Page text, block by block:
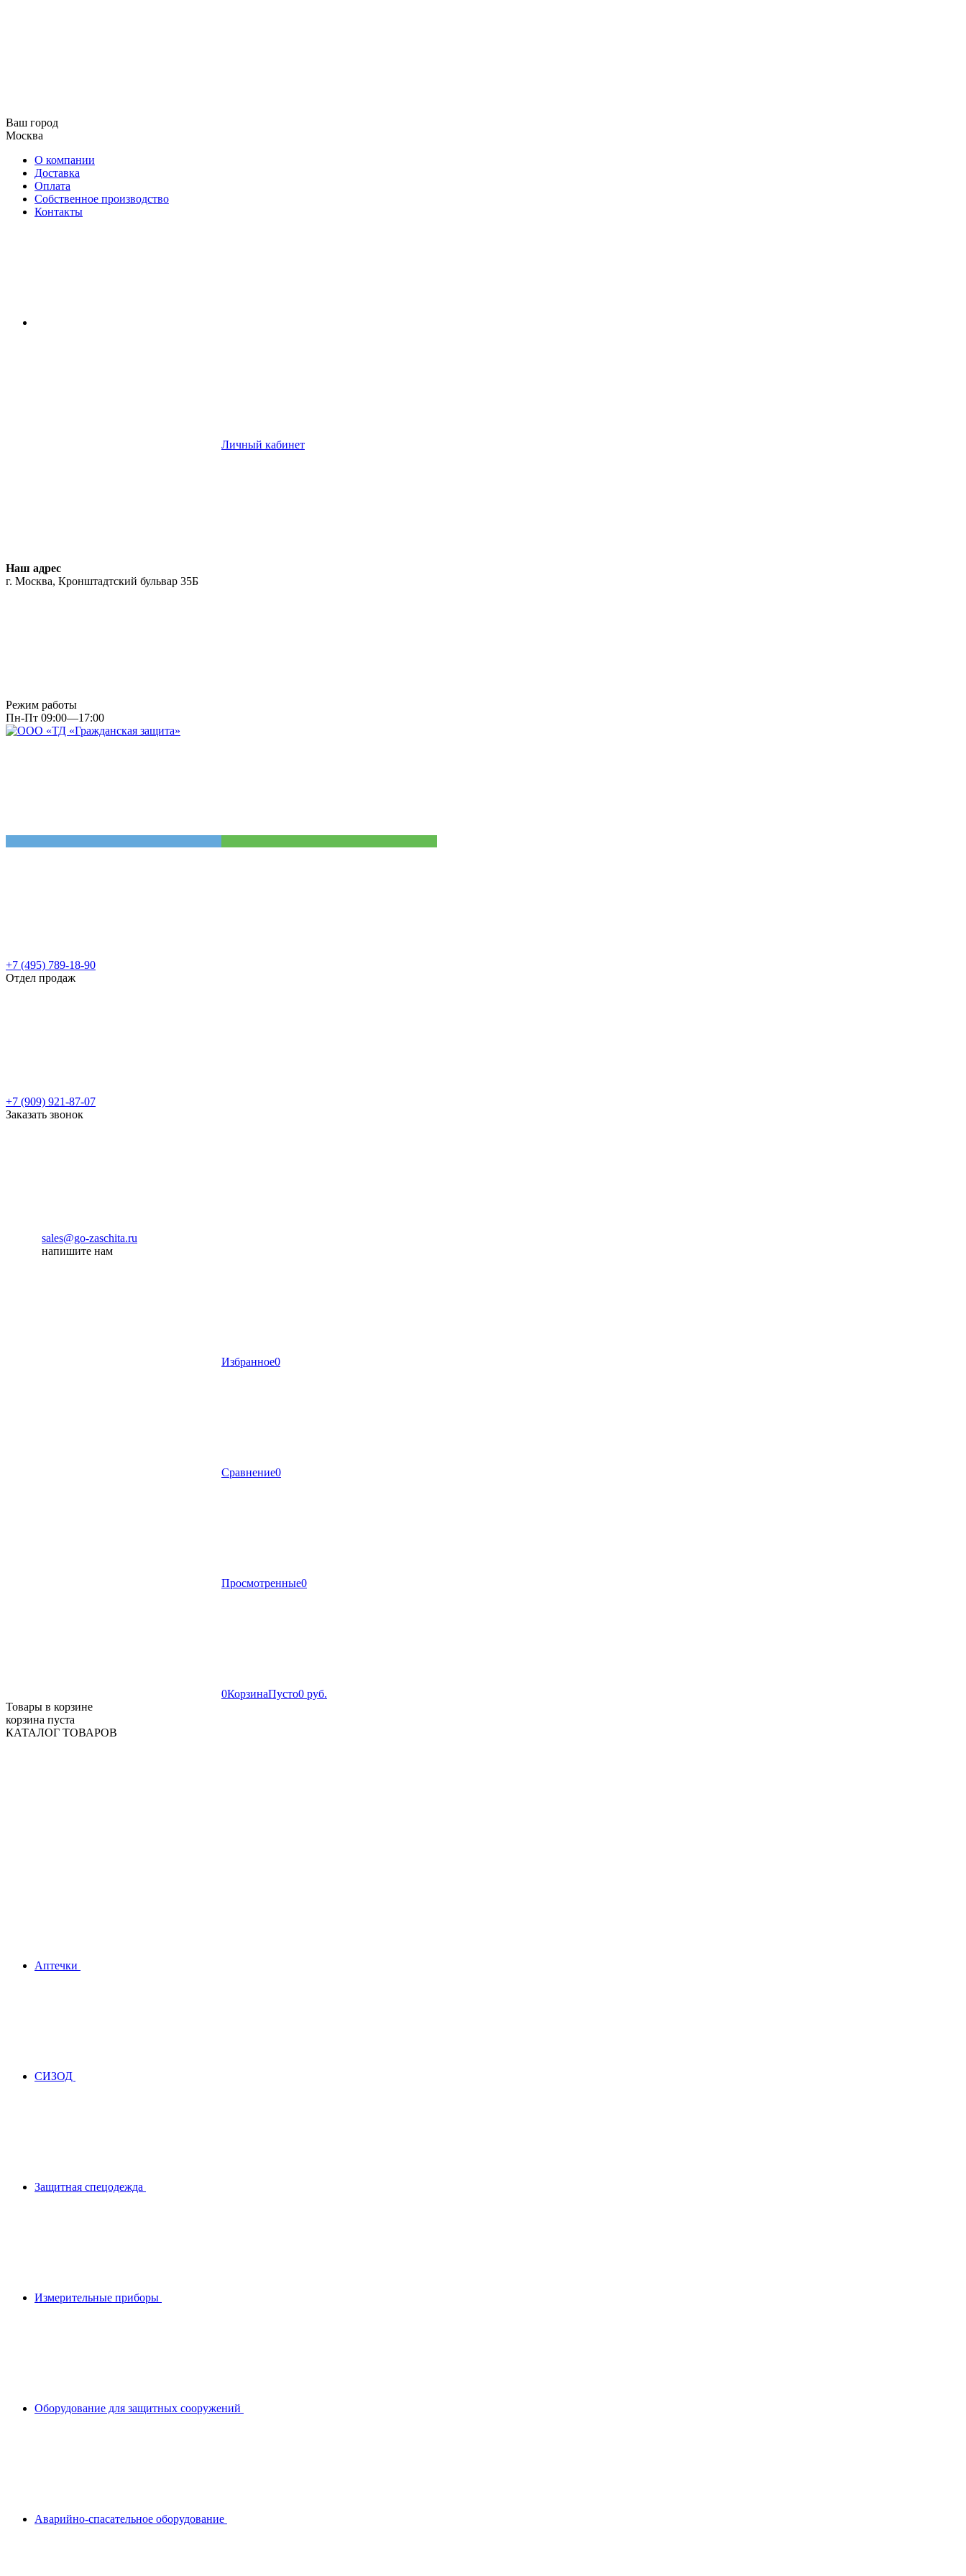
Ваш город
Москва
О компании
Доставка
Оплата
Собственное производство
Контакты
Личный кабинет
Наш адрес
г. Москва, Кронштадтский бульвар 35Б
Режим работы
Пн-Пт 09:00—17:00
+7 (495) 789-18-90
Отдел продаж
+7 (909) 921-87-07
Заказать звонок
sales@go-zaschita.ru
напишите нам
Избранное0
Сравнение0
Просмотренные0
0КорзинаПусто0 руб.
Товары в корзине
корзина пуста
КАТАЛОГ ТОВАРОВ
Аптечки
СИЗОД
Защитная спецодежда
Измерительные приборы
Оборудование для защитных сооружений
Аварийно-спасательное оборудование